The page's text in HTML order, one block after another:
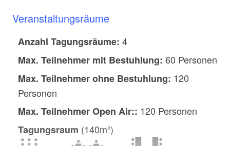
Veranstaltungsräume
Anzahl Tagungsräume: 4
Max. Teilnehmer mit Bestuhlung: 60 Personen
Max. Teilnehmer ohne Bestuhlung​: 120
Personen
Max. Teilnehmer Open Air:: 120 Personen
Tagungsraum (140m²)